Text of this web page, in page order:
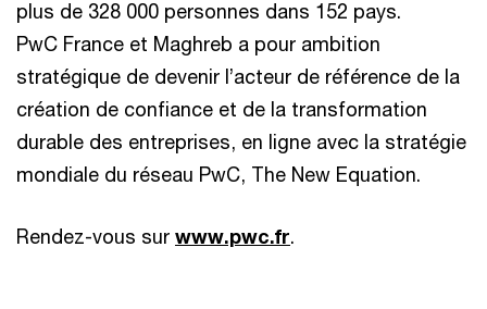
plus de 328 000 personnes dans 152 pays.
PwC France et Maghreb a pour ambition
stratégique de devenir l’acteur de référence de la
création de confiance et de la transformation
durable des entreprises, en ligne avec la stratégie
mondiale du réseau PwC, The New Equation.
Rendez-vous sur www.pwc.fr.